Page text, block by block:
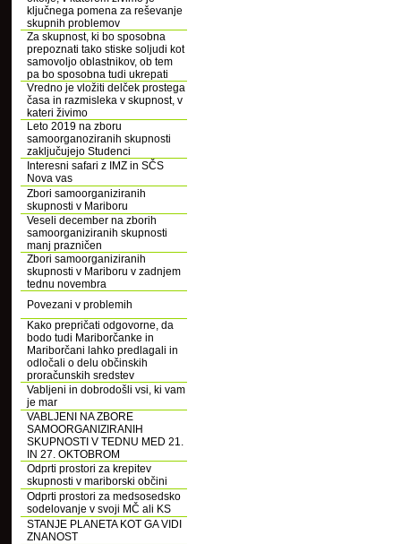
ključnega pomena za reševanje
skupnih problemov
Za skupnost, ki bo sposobna
prepoznati tako stiske soljudi kot
samovoljo oblastnikov, ob tem
pa bo sposobna tudi ukrepati
Vredno je vložiti delček prostega
časa in razmisleka v skupnost, v
kateri živimo
Leto 2019 na zboru
samoorganoziranih skupnosti
zaključujejo Studenci
Interesni safari z IMZ in SČS
Nova vas
Zbori samoorganiziranih
skupnosti v Mariboru
Veseli december na zborih
samoorganiziranih skupnosti
manj prazničen
Zbori samoorganiziranih
skupnosti v Mariboru v zadnjem
tednu novembra
Povezani v problemih
Kako prepričati odgovorne, da
bodo tudi Mariborčanke in
Mariborčani lahko predlagali in
odločali o delu občinskih
proračunskih sredstev
Vabljeni in dobrodošli vsi, ki vam
je mar
VABLJENI NA ZBORE
SAMOORGANIZIRANIH
SKUPNOSTI V TEDNU MED 21.
IN 27. OKTOBROM
Odprti prostori za krepitev
skupnosti v mariborski občini
Odprti prostori za medsosedsko
sodelovanje v svoji MČ ali KS
STANJE PLANETA KOT GA VIDI
ZNANOST